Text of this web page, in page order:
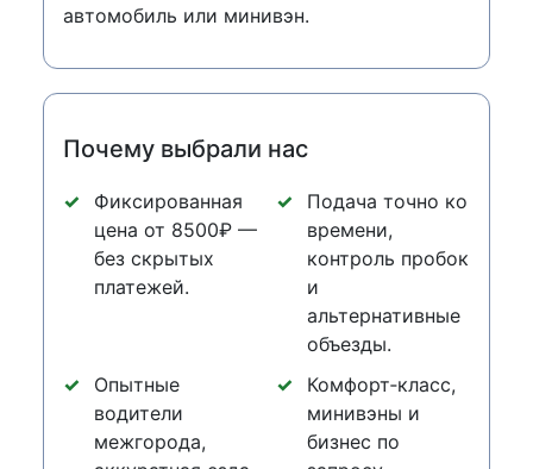
автомобиль или минивэн.
Почему выбрали нас
Фиксированная
цена от 8500₽ —
без скрытых
платежей.
Подача точно ко
времени,
контроль пробок
и
альтернативные
объезды.
Опытные
водители
межгорода,
Комфорт‑класс,
минивэны и
бизнес по